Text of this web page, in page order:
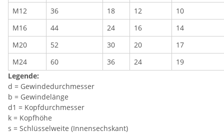
M12
36 18 12
10
M16
44 24 16
14
M20
52 30 20
17
M24
60 36 24
19
Legende:
d = Gewindedurchmesser
b = Gewindelänge
d1 = Kopfdurchmesser
k = Kopfhöhe
s = Schlüsselweite (Innensechskant)